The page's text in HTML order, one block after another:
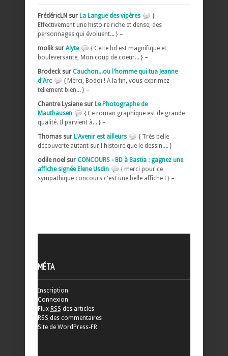
FrédéricLN sur La Langue des vipères
{
Effectivement une histoire riche et dense, des
personnages qui évoluent... } –
molik sur Alyte
{ Cette bd est magnifique et
bouleversante, Mon coup de coeur... } –
Brodeck sur Cauchon...ou l'homme qui tua Jeanne
d'Arc
{ Merci, Bodoï ! A la fin, vous exprimez
tellement bien... } –
Chantre Lysiane sur Le Photographe de
Mauthausen
{ Ce roman graphique est de grande
qualité. Il parvient à... } –
Thomas sur L'Avenir est ailleurs
{ Très belle
découverte autant sur l histoire que le dessin.... } –
odile noel sur CONCOURS - BD à Bastia : gagnez une
affiche signée Elene Usdin
{ merci pour ce
sympathique concours c'est une belle affiche ! } –
MÉTA
Inscription
Connexion
Flux RSS des articles
RSS des commentaires
Site de WordPress-FR